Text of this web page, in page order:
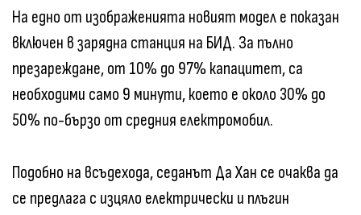
На едно от изображенията новият модел е показан
включен в зарядна станция на БИД. За пълно
презареждане, от 10% до 97% капацитет, са
необходими само 9 минути, което е около 30% до
50% по-бързо от средния електромобил.
Подобно на всъдехода, седанът Да Хан се очаква да
се предлага с изцяло електрически и плъгин